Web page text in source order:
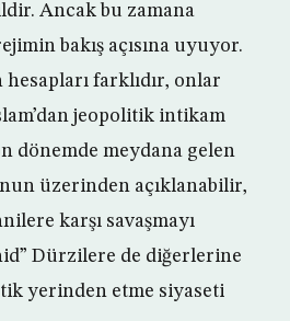
Ancak bu zamana
bakış açısına uyuyor.
hesapları farklıdır, onlar
jeopolitik intikam
dönemde meydana gelen
üzerinden açıklanabilir,
karşı savaşmayı
Dürzilere de diğerlerine
yerinden etme siyaseti